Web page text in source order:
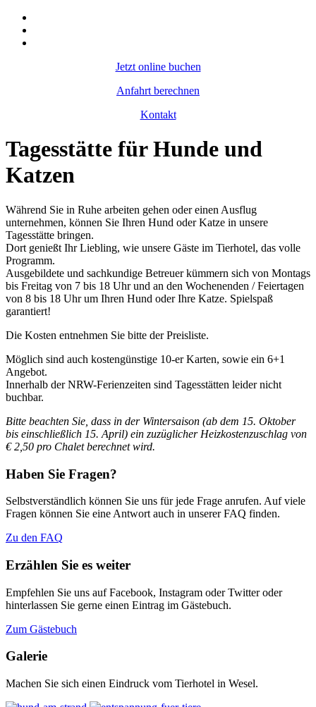
Jetzt online buchen
Anfahrt berechnen
Kontakt
Tagesstätte für Hunde und
Katzen
Während Sie in Ruhe arbeiten gehen oder einen Ausflug
unternehmen, können Sie Ihren Hund oder Katze in unsere
Tagesstätte bringen.
Dort genießt Ihr Liebling, wie unsere Gäste im Tierhotel, das volle
Programm.
Ausgebildete und sachkundige Betreuer kümmern sich von Montags
bis Freitag von 7 bis 18 Uhr und an den Wochenenden / Feiertagen
von 8 bis 18 Uhr um Ihren Hund oder Ihre Katze. Spielspaß
garantiert!
Die Kosten entnehmen Sie bitte der Preisliste.
Möglich sind auch kostengünstige 10-er Karten, sowie ein 6+1
Angebot.
Innerhalb der NRW-Ferienzeiten sind Tagesstätten leider nicht
buchbar.
Bitte beachten Sie, dass in der Wintersaison (ab dem 15. Oktober
bis einschließlich 15. April) ein zuzüglicher Heizkostenzuschlag von
€ 2,50 pro Chalet berechnet wird.
Haben Sie Fragen?
Selbstverständlich können Sie uns für jede Frage anrufen. Auf viele
Fragen können Sie eine Antwort auch in unserer FAQ finden.
Zu den FAQ
Erzählen Sie es weiter
Empfehlen Sie uns auf Facebook, Instagram oder Twitter oder
hinterlassen Sie gerne einen Eintrag im Gästebuch.
Zum Gästebuch
Galerie
Machen Sie sich einen Eindruck vom Tierhotel in Wesel.